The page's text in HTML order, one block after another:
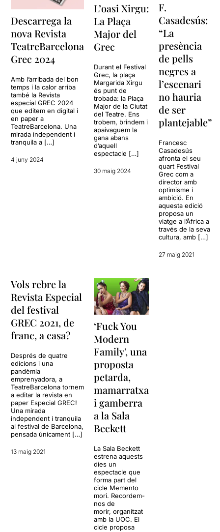
Descarrega la
nova Revista
TeatreBarcelona
Grec 2024
Amb l’arribada del bon
temps i la calor arriba
també la Revista
especial GREC 2024
que editem en digital i
en paper a
TeatreBarcelona. Una
mirada independent i
tranquila a […]
4 juny 2024
L’oasi Xirgu:
La Plaça
Major del
Grec
Durant el Festival
Grec, la plaça
Margarida Xirgu
és punt de
trobada: la Plaça
Major de la Ciutat
del Teatre. Ens
trobem, brindem i
apaivaguem la
gana abans
d’aquell
espectacle […]
30 maig 2024
F.
Casadesús:
“La
presència
de pells
negres a
l’escenari
no hauria
de ser
plantejable”
Francesc
Casadesús
afronta el seu
quart Festival
Grec com a
director amb
optimisme i
ambició. En
aquesta edició
proposa un
viatge a l’Àfrica a
través de la seva
cultura, amb […]
27 maig 2021
Vols rebre la
Revista Especial
del festival
GREC 2021, de
franc, a casa?
Després de quatre
edicions i una
pandèmia
emprenyadora, a
TeatreBarcelona tornem
a editar la revista en
paper Especial GREC!
Una mirada
independent i tranquila
al festival de Barcelona,
pensada únicament […]
13 maig 2021
‘Fuck You
Modern
Family’, una
proposta
petarda,
mamarratxa
i gamberra
a la Sala
Beckett
La Sala Beckett
estrena aquests
dies un
espectacle que
forma part del
cicle Memento
mori. Recordem-
nos de
morir, organitzat
amb la UOC. El
cicle proposa